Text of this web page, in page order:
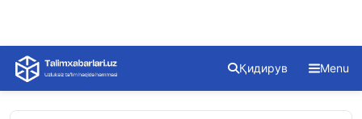
Skip
content
Қидирув Menu